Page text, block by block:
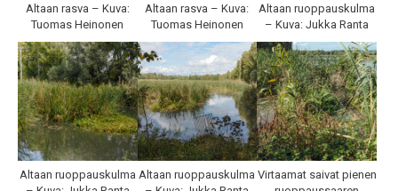
Altaan rasva – Kuva:
Tuomas Heinonen
Altaan rasva – Kuva:
Tuomas Heinonen
Altaan ruoppauskulma
– Kuva: Jukka Ranta
Altaan ruoppauskulma Altaan ruoppauskulma Virtaamat saivat pienen